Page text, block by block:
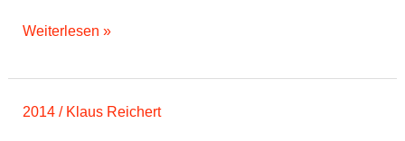
TEDxBodensee
Kurswechsel
Weiterlesen »
2014 / Klaus Reichert